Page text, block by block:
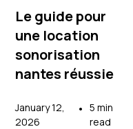
Le guide pour
une location
sonorisation
nantes réussie
January 12,
2026
• 5 min
read